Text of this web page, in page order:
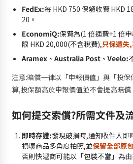
FedEx:每 HKD 750 保額收費 HKD
20。
EconomiQ:保費為(1 倍運費+1 倍
限 HKD 20,000(不含稅費),只保遺失
Aramex、Australia Post、Veelo:
注意:賠償一律以「申報價值」與「投
算,投保額高於申報價值並不會提高賠償
如何提交索償?所需文件及
即時存證:發現破損時,通知收件人即
損壞商品多角度拍照,並保留全部原
否則快遞商可能以「包裝不當」為由